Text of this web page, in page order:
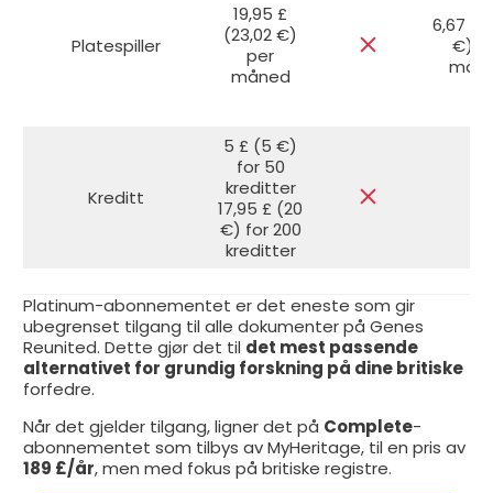
Platespiller
19,95 £
(23,02 €)
per
måned
6,67 £
€)
Kreditt
5 £ (5 €)
for 50
kreditter
17,95 £ (20
€) for 200
kreditter
Platinum-abonnementet er det eneste som gir
ubegrenset tilgang til alle dokumenter på Genes
Reunited. Dette gjør det til det mest passende
alternativet for grundig forskning på dine britiske
forfedre.
Når det gjelder tilgang, ligner det på Complete-
abonnementet som tilbys av MyHeritage, til en pris av
189 £/år, men med fokus på britiske registre.